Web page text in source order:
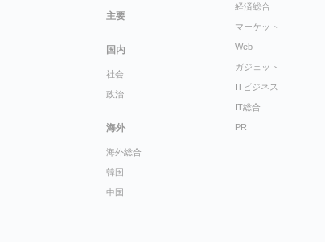
主要
国内
社会
政治
海外
海外総合
韓国
中国
経済総合
マーケット
Web
ガジェット
ITビジネス
IT総合
PR